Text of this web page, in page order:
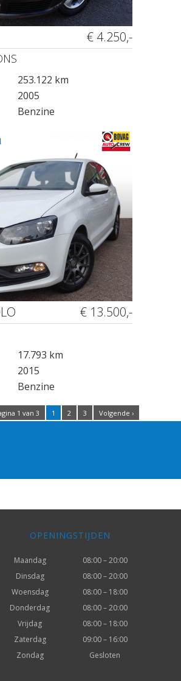
€ 4.250,-
253.122 km
2005
Benzine
€ 13.500,-
17.793 km
2015
Benzine
1 van 3 1 2 3 Volgende ›
OPENINGSTIJDEN
Maandag
08:00 – 20:00
Dinsdag
08:00 – 20:00
Woensdag
08:00 – 18:00
Donderdag
08:00 – 20:00
Vrijdag
08:00 – 18:00
Zaterdag
09:00 – 16:00
Zondag
Gesloten